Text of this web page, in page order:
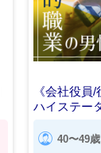
《会社役員
ハイステー
40〜49歳